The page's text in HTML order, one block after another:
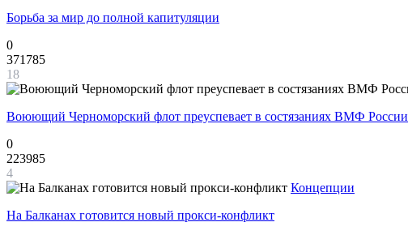
Борьба за мир до полной капитуляции
0
371785
18
Воюющий Черноморский флот преуспевает в состязаниях ВМФ России
0
223985
4
Концепции
На Балканах готовится новый прокси-конфликт